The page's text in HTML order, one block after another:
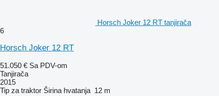
Horsch Joker 12 RT tanjirača
6
Horsch Joker 12 RT
51.050 € Sa PDV-om
Tanjirača
2015
Tip za traktor Širina hvatanja 12 m